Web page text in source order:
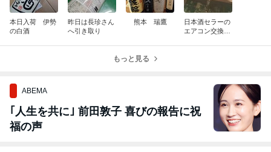
本日入荷 伊勢
の白酒
昨日は長珍さん
へ引き取り
熊本 瑞鷹
日本酒セラーの
エアコン交換完
もっと見る
ABEMA
｢人生を共に｣ 前田敦子 喜びの報告に祝
福の声